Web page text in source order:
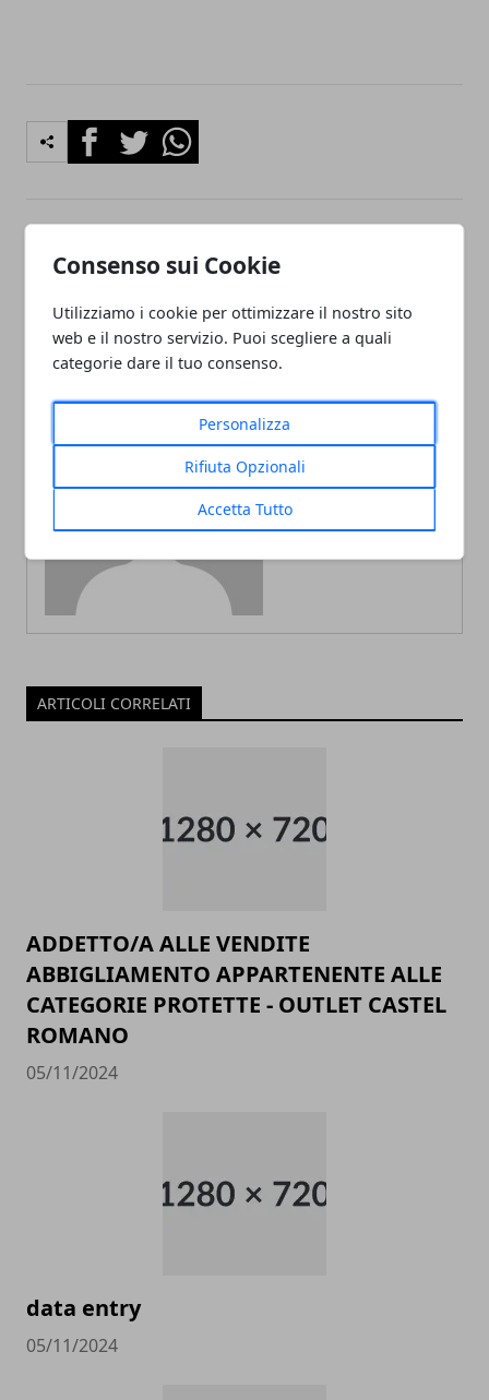
Consenso sui Cookie
Utilizziamo i cookie per ottimizzare il nostro sito
web e il nostro servizio. Puoi scegliere a quali
categorie dare il tuo consenso.
Personalizza
Rifiuta Opzionali
Accetta Tutto
FacebookTwitterWhatsapp
operatore addetto alla
time per MANPOWER SRL
ARTICOLI CORRELATI
ADDETTO/A ALLE VENDITE
ABBIGLIAMENTO APPARTENENTE ALLE
CATEGORIE PROTETTE - OUTLET CASTEL
ROMANO
05/11/2024
data entry
05/11/2024